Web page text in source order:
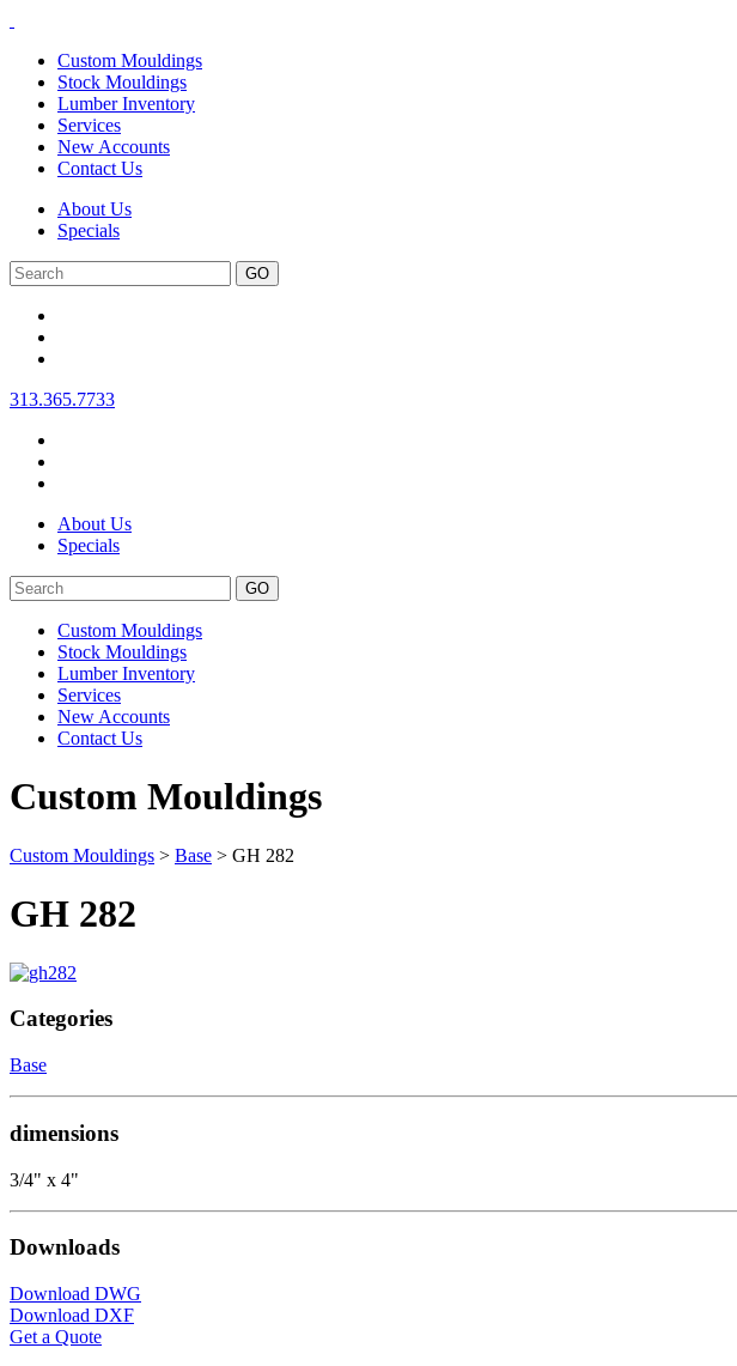
Custom Mouldings
Stock Mouldings
Lumber Inventory
Services
New Accounts
Contact Us
About Us
Specials
Search
313.365.7733
About Us
Specials
Search
Custom Mouldings
Stock Mouldings
Lumber Inventory
Services
New Accounts
Contact Us
Custom Mouldings
Custom Mouldings > Base > GH 282
GH 282
Categories
Base
dimensions
3/4" x 4"
Downloads
Download DWG
Download DXF
Get a Quote